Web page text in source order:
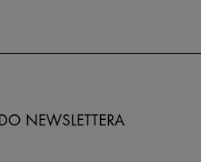
NEWSLETTERA